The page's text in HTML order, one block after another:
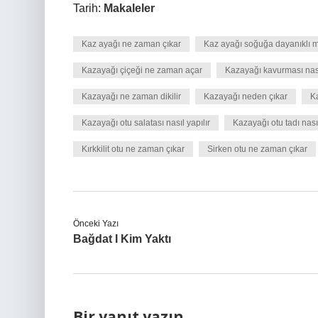
Tarih: Makaleler
Kaz ayağı ne zaman çıkar Kaz ayağı soğuğa dayanıklı
Kazayağı çiçeği ne zaman açar Kazayağı kavurması
Kazayağı ne zaman dikilir Kazayağı neden çıkar
Kazayağı otu salatası nasıl yapılır Kazayağı otu tadı
Kırkkilit otu ne zaman çıkar Sirken otu ne zaman çıkar
Önceki Yazı
Bağdat I Kim Yaktı